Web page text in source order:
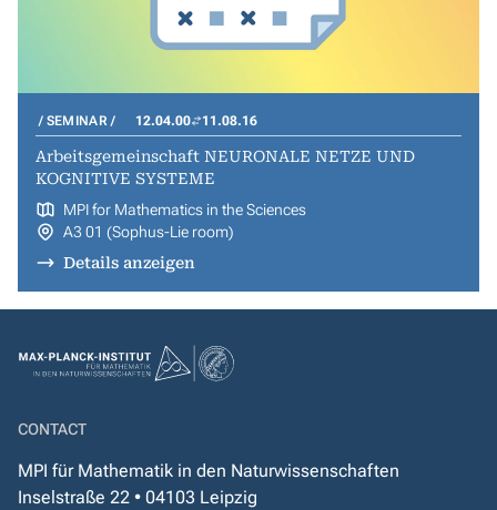
SEMINAR 12.04.00 11.08.16
Arbeitsgemeinschaft NEURONALE NETZE UND
KOGNITIVE SYSTEME
MPI for Mathematics in the Sciences
A3 01 (Sophus-Lie room)
Details anzeigen
CONTACT
MPI für Mathematik in den Naturwissenschaften
Inselstraße 22 • 04103 Leipzig